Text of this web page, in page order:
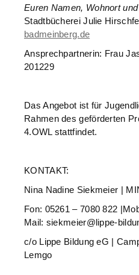
Euren Namen, Wohnort
Stadtbücherei Julie
badmeinberg.de
Ansprechpartnerin: Frau
201229
Das Angebot ist für
Rahmen des geförderten
4.OWL stattfindet.
KONTAKT:
Nina Nadine Siekmeier |
Fon: 05261 – 7080 822
Mail: siekmeier@lippe-
c/o Lippe Bildung eG |
Lemgo